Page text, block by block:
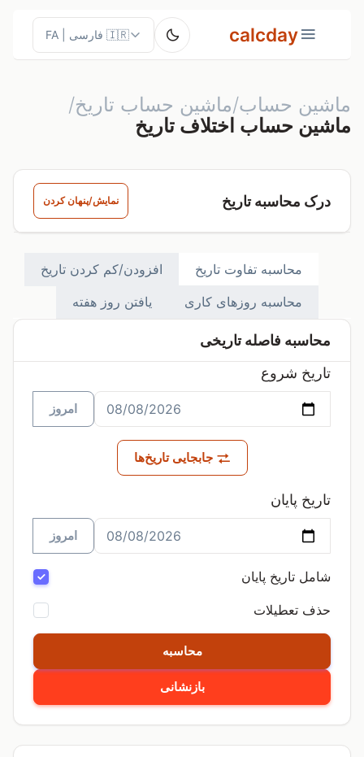
calcday
ماشین حساب/ماشین حساب تاریخ/
ماشین حساب اختلاف تاریخ
درک محاسبه تاریخ نمایش/پنهان کردن
محاسبه تفاوت تاریخ
افزودن/کم کردن تاریخ
محاسبه روزهای کاری
یافتن روز هفته
محاسبه فاصله تاریخی
تاریخ شروع
امروز
جابجایی تاریخ‌ها
تاریخ پایان
امروز
شامل تاریخ پایان
حذف تعطیلات
بازنشانی
محاسبه